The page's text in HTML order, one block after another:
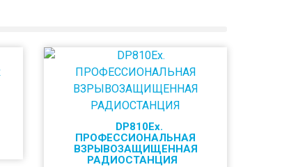
DP810Ex.
ПРОФЕССИОНАЛЬНАЯ
ВЗРЫВОЗАЩИЩЕННАЯ
РАДИОСТАНЦИЯ